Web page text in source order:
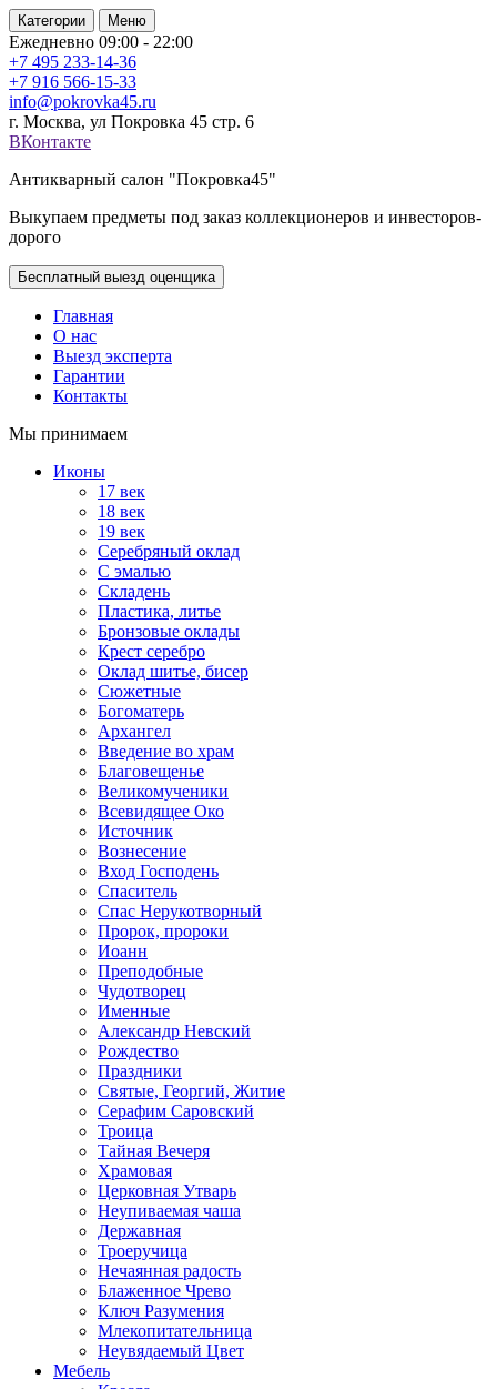
Категории Меню
Ежедневно 09:00 - 22:00
+7 495 233-14-36
+7 916 566-15-33
info@pokrovka45.ru
г. Москва, ул Покровка 45 стр. 6
ВКонтакте
Антикварный салон "Покровка45"
Выкупаем предметы под заказ коллекционеров и инвесторов-
дорого
Бесплатный выезд оценщика
Главная
О нас
Выезд эксперта
Гарантии
Контакты
Мы принимаем
Иконы
17 век
18 век
19 век
Серебряный оклад
С эмалью
Складень
Пластика, литье
Бронзовые оклады
Крест серебро
Оклад шитье, бисер
Сюжетные
Богоматерь
Архангел
Введение во храм
Благовещенье
Великомученики
Всевидящее Око
Источник
Вознесение
Вход Господень
Спаситель
Спас Нерукотворный
Пророк, пророки
Иоанн
Преподобные
Чудотворец
Именные
Александр Невский
Рождество
Праздники
Святые, Георгий, Житие
Серафим Саровский
Троица
Тайная Вечеря
Храмовая
Церковная Утварь
Неупиваемая чаша
Державная
Троеручица
Нечаянная радость
Блаженное Чрево
Ключ Разумения
Млекопитательница
Неувядаемый Цвет
Мебель